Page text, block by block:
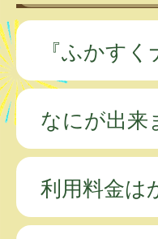
『ふかす
なにが出来
利用料金は